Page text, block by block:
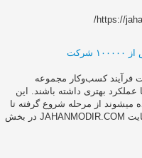
https://
کسب‌و‌کار چیست؟‬ ‫مدیریت فرآیند کسب‌و‌کار مجموعه
فعالیت‌هایی است‬ ‫که کمک میکند کسب‌وکار‌ها عملکرد بهتری داشته باشند‬. ‫این
فرآیند‌ها در تمام سطوح فعالیت سازمانی دیده میشوند‬ ‫از مرحله شروع گرفته تا
مرحله پایانی یا فروش‬ توضیحات بیشتر در سایت JAHANMODIR.COM در بخش